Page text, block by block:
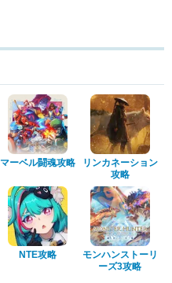
マーベル闘魂攻略
リンカネーション
攻略
NTE攻略
モンハンストーリ
ーズ3攻略